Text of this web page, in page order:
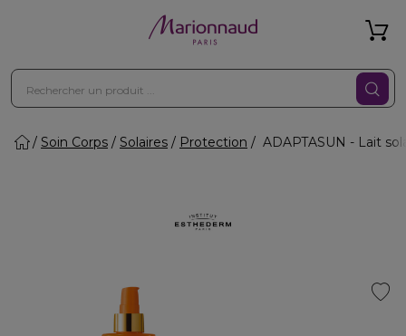
Soin Corps Solaires Protection ADAPTASUN - Lait